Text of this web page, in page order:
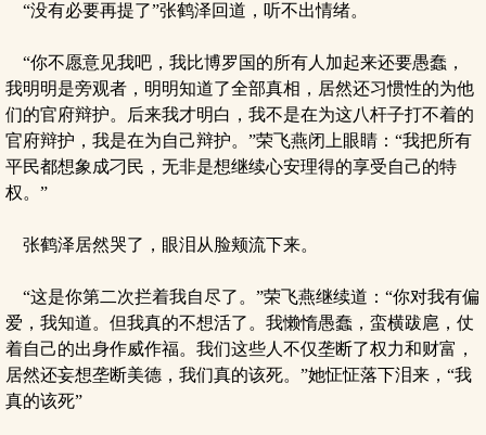
“没有必要再提了”张鹤泽回道，听不出情绪。
“你不愿意见我吧，我比博罗国的所有人加起来还要愚蠢，
我明明是旁观者，明明知道了全部真相，居然还习惯性的为他
们的官府辩护。后来我才明白，我不是在为这八杆子打不着的
官府辩护，我是在为自己辩护。”荣飞燕闭上眼睛：“我把所有
平民都想象成刁民，无非是想继续心安理得的享受自己的特
权。”
张鹤泽居然哭了，眼泪从脸颊流下来。
“这是你第二次拦着我自尽了。”荣飞燕继续道：“你对我有偏
爱，我知道。但我真的不想活了。我懒惰愚蠢，蛮横跋扈，仗
着自己的出身作威作福。我们这些人不仅垄断了权力和财富，
居然还妄想垄断美德，我们真的该死。”她怔怔落下泪来，“我
真的该死”